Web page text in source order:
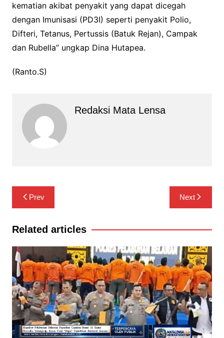
kematian akibat penyakit yang dapat dicegah
dengan Imunisasi (PD3I) seperti penyakit Polio,
Difteri, Tetanus, Pertussis (Batuk Rejan), Campak
dan Rubella” ungkap Dina Hutapea.
(Ranto.S)
Redaksi Mata Lensa
Navigasi
pos
Prev Next
Related articles